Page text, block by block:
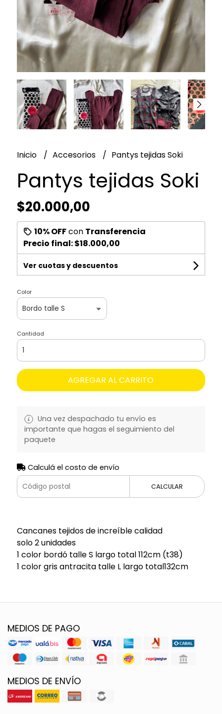
Inicio Accesorios Pantys tejidas Soki
Pantys tejidas Soki
$20.000,00
10% OFFcon Transferencia
Precio final:$18.000,00
Ver cuotas y descuentos
Color
Cantidad
AGREGAR AL CARRITO
Una vez despachado tu envío es
importante que hagas el seguimiento del
paquete
Calculá el costo de envío
CALCULAR
Cancanes tejidos de increíble calidad
solo 2 unidades
1 color bordó talle S largo total 112cm (t38)
1 color gris antracita talle L largo total132cm
MEDIOS DE PAGO
MEDIOS DE ENVÍO